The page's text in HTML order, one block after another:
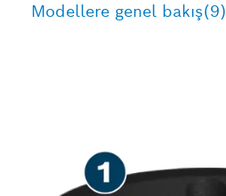
Modellere genel bakış(9)